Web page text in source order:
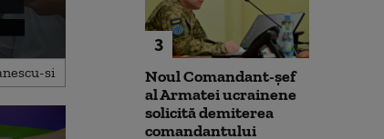
3
Noul Comandant-șef
al Armatei ucrainene
solicită demiterea
comandantului